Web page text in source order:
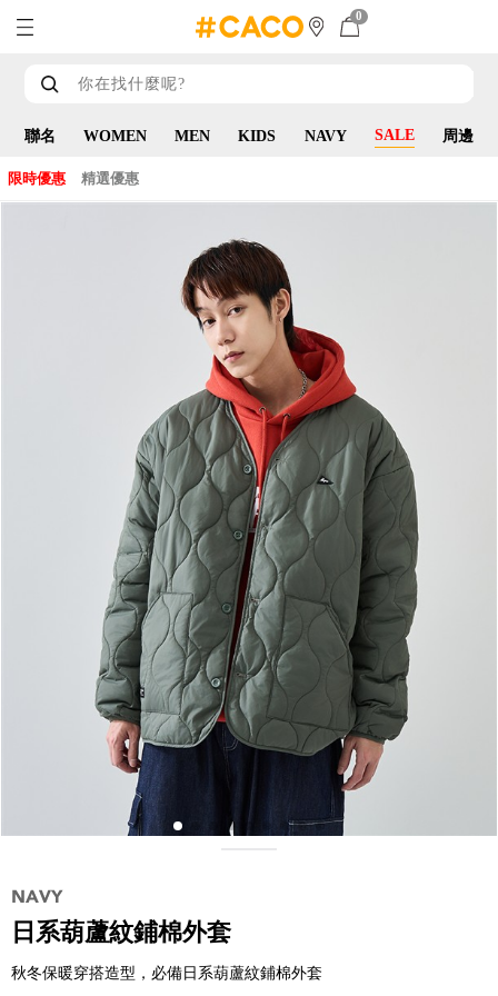
0
聯名 WOMEN MEN KIDS NAVY SALE 周邊
限時優惠 精選優惠
日系葫蘆紋鋪棉外套
秋冬保暖穿搭造型，必備日系葫蘆紋鋪棉外套